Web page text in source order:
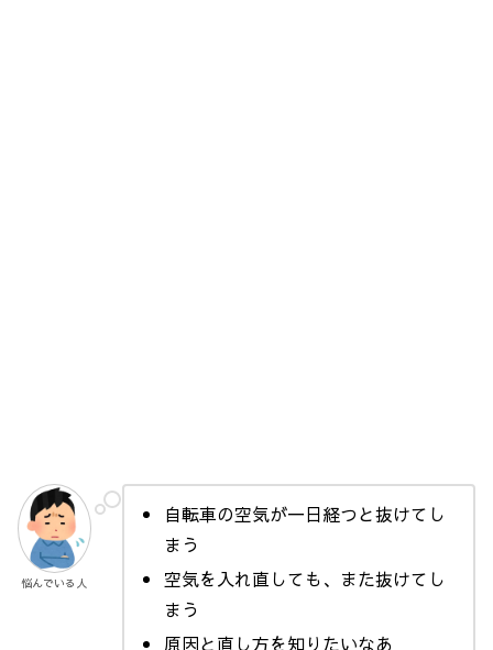
悩んでいる人
自転車の空気が一日経つと抜けてし
まう
空気を入れ直しても、また抜けてし
まう
原因と直し方を知りたいなあ